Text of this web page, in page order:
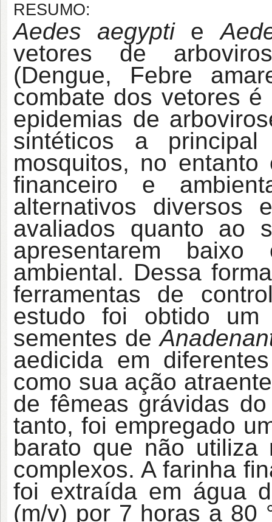
RESUMO:
Aedes aegyptie
vetores de
(Dengue, Febre
combate dos vetores
epidemias de
sintéticos a
mosquitos, no
financeiro e
alternativos diversos
avaliados quanto ao
apresentarem
ambiental. Dessa
ferramentas de
estudo foi obtido
sementes de
aedicida em
como sua ação
de fêmeas grávidas
tanto, foi empregado
barato que não utiliza
complexos. A farinha
foi extraída em água
(m/v) por 7 horas a 80